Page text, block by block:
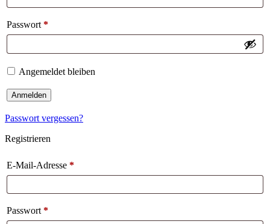
Passwort *
Angemeldet bleiben
Anmelden
Passwort vergessen?
Registrieren
E-Mail-Adresse *
Passwort *